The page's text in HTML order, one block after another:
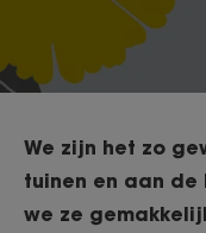
We zijn het zo
tuinen en aan
we ze